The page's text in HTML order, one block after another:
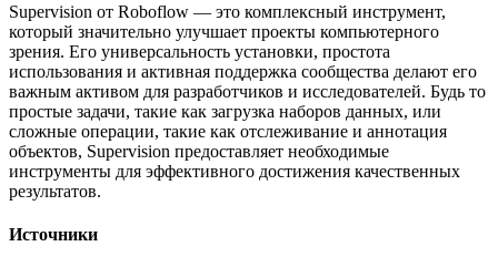
Supervision от Roboflow — это комплексный инструмент,
который значительно улучшает проекты компьютерного
зрения. Его универсальность установки, простота
использования и активная поддержка сообщества делают его
важным активом для разработчиков и исследователей. Будь то
простые задачи, такие как загрузка наборов данных, или
сложные операции, такие как отслеживание и аннотация
объектов, Supervision предоставляет необходимые
инструменты для эффективного достижения качественных
результатов.
Источники